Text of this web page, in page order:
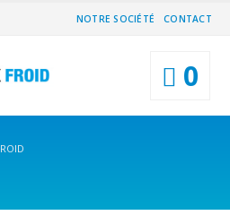
NOTRE SOCIÉTÉ CONTACT
0